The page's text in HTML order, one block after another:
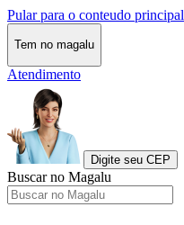
Pular para o conteudo principal
Tem no magalu
Atendimento
Digite seu CEP
Buscar no Magalu